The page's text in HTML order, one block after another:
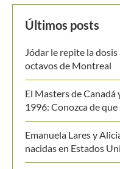
Últimos posts
Jódar le repite la
octavos de Montreal
El Masters de Canadá
1996: Conozca de
Emanuela Lares y
nacidas en Estados